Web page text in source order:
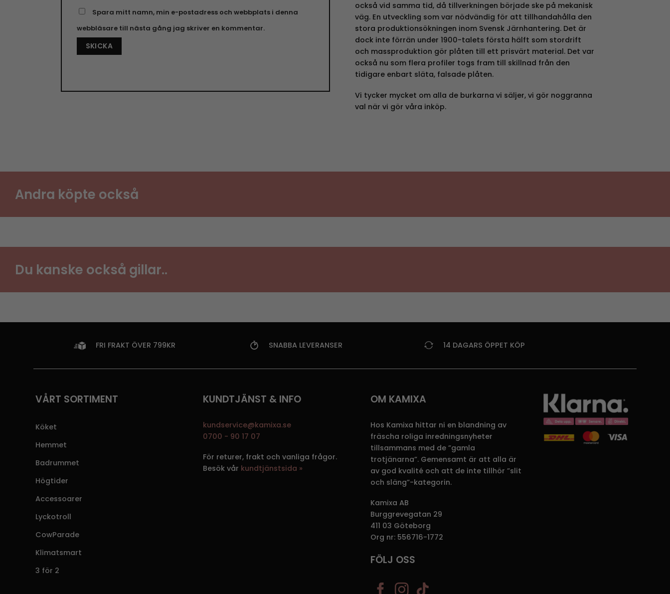
Spara mitt namn, min e-postadress och webbplats i denna
webbläsare till nästa gång jag skriver en kommentar.
också vid samma tid, då tillverkningen började ske på mekanisk
väg. En utveckling som var nödvändig för att tillhandahålla den
stora produktionsökningen inom Svensk Järnhantering. Det är
dock inte förrän under 1900-talets första hälft som stordrift
och massproduktion gör plåten till ett prisvärt material. Det var
också nu som flera profiler togs fram till skillnad från den
tidigare enbart släta, falsade plåten.
Vi tycker mycket om alla de burkarna vi säljer, vi gör noggranna
val när vi gör våra inköp.
Andra köpte också
Du kanske också gillar..
FRI FRAKT ÖVER 799KR SNABBA LEVERANSER 14 DAGARS ÖPPET KÖP
VÅRT SORTIMENT
Köket
Hemmet
Badrummet
Högtider
Accessoarer
Lyckotroll
CowParade
Klimatsmart
3 för 2
KUNDTJÄNST & INFO
kundservice@kamixa.se
0700 - 90 17 07
För returer, frakt och vanliga frågor.
Besök vår kundtjänstsida »
OM KAMIXA
Hos Kamixa hittar ni en blandning av
fräscha roliga inredningsnyheter
tillsammans med de ”gamla
trotjänarna”. Gemensamt är att alla är
av god kvalité och att de inte tillhör ”slit
och släng”-kategorin.
Kamixa AB
Burggrevegatan 29
411 03 Göteborg
Org nr: 556716-1772
FÖLJ OSS